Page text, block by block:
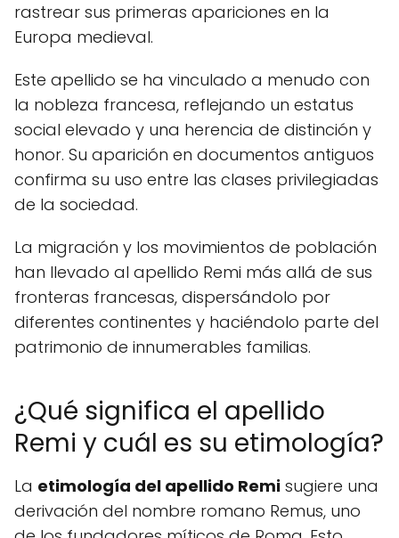
rastrear sus primeras apariciones en la
Europa medieval.
Este apellido se ha vinculado a menudo con
la nobleza francesa, reflejando un estatus
social elevado y una herencia de distinción y
honor. Su aparición en documentos antiguos
confirma su uso entre las clases privilegiadas
de la sociedad.
La migración y los movimientos de población
han llevado al apellido Remi más allá de sus
fronteras francesas, dispersándolo por
diferentes continentes y haciéndolo parte del
patrimonio de innumerables familias.
¿Qué significa el apellido
Remi y cuál es su etimología?
La etimología del apellido Remi sugiere una
derivación del nombre romano Remus, uno